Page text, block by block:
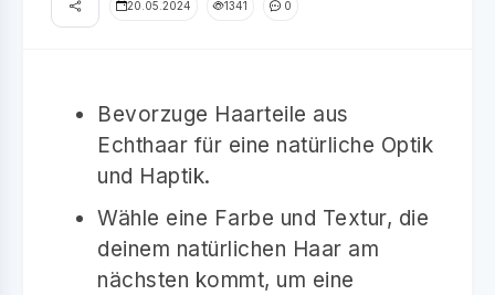
20.05.2024 1341 0
Bevorzuge Haarteile aus
Echthaar für eine natürliche Optik
und Haptik.
Wähle eine Farbe und Textur, die
deinem natürlichen Haar am
nächsten kommt, um eine